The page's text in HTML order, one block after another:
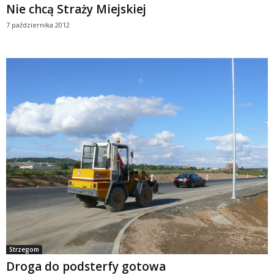
Nie chcą Straży Miejskiej
7 października 2012
Strzegom
Droga do podsterfy gotowa